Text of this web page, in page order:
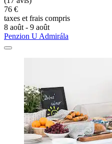
76 €
taxes et frais compris
8 août - 9 août
Penzion U Admirála